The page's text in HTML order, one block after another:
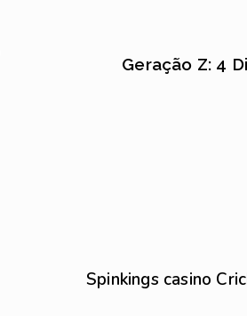
Geração Z: 4
Spinkings casino